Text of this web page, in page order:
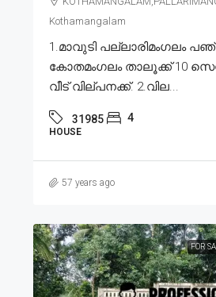
Kothamangalam
1.മാവുടി പല്ലാരിമംഗലം
കോതമംഗലം താലൂക്ക് 10
വീട് വില്പനക്ക്. 2.വില...
31985 4
HOUSE
57 years ago
FOR